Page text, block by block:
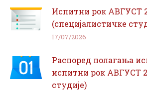
Испитни рок АВГУСТ
(специјалистичке
17/07/2026
Распоред полагања
испитни рок АВГУСТ
студије)